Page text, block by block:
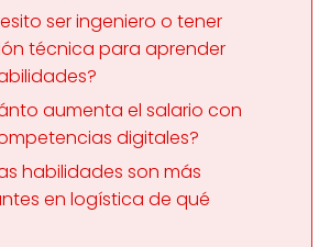
ser ingeniero o tener
técnica para aprender
aumenta el salario con
digitales?
habilidades son más
en logística de qué